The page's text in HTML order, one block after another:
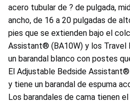
acero tubular de ? de pulgada,
ancho, de 16 a 20 pulgadas de
pies que se extienden bajo el
Assistant® (BA10W) y los Travel
un barandal blanco con postes
El Adjustable Bedside
y tiene un barandal de espuma
Los barandales de cama tienen